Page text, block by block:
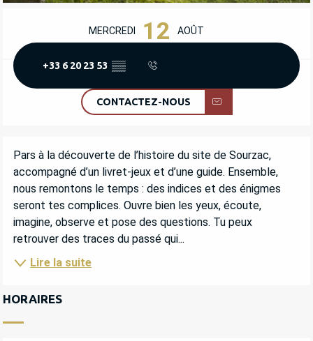
OUVERTURE ET COORDONNÉES
MERCREDI 12 AOÛT
+33 6 20 23 53 ▒▒
CONTACTEZ-NOUS
DESCRIPTION
Pars à la découverte de l’histoire du site de Sourzac,
accompagné d’un livret-jeux et d’une guide. Ensemble,
nous remontons le temps : des indices et des énigmes
seront tes complices. Ouvre bien les yeux, écoute,
imagine, observe et pose des questions. Tu peux
retrouver des traces du passé qui...
Lire la suite
HORAIRES